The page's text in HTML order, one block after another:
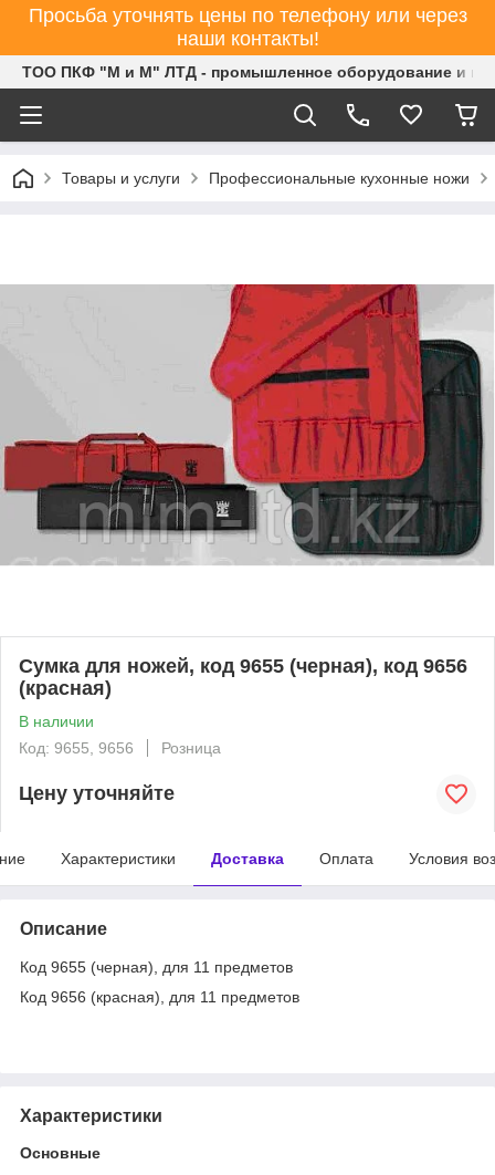
Просьба уточнять цены по телефону или через
наши контакты!
ТОО ПКФ "М и М" ЛТД - промышленное оборудование и
Товары и услуги Профессиональные кухонные ножи
Сумка для ножей, код 9655 (черная), код 9656
(красная)
В наличии
Код: 9655, 9656
Розница
Цену уточняйте
Характеристики Доставка Оплата Условия
Описание
Код 9655 (черная), для 11 предметов
Код 9656 (красная), для 11 предметов
Характеристики
Основные